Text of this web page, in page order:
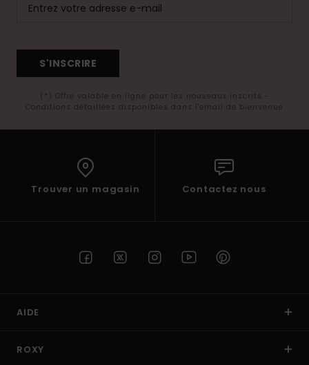
S'INSCRIRE
(*) Offre valable en ligne pour les nouveaux inscrits -
Conditions détaillées disponibles dans l'email de bienvenue
Trouver un magasin Contactez nous
AIDE
ROXY